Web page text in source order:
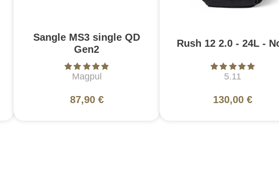
Sangle MS3 single QD
Gen2
Magpul
87,90 €
Rush 12 2.0 - 24L -
5.11
130,00 €